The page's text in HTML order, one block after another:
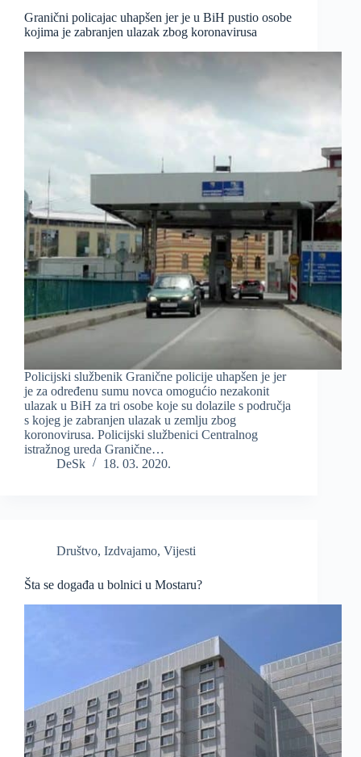
Granični policajac uhapšen jer je u BiH pustio osobe
kojima je zabranjen ulazak zbog koronavirusa
Policijski službenik Granične policije uhapšen je jer
je za određenu sumu novca omogućio nezakonit
ulazak u BiH za tri osobe koje su dolazile s područja
s kojeg je zabranjen ulazak u zemlju zbog
koronovirusa. Policijski službenici Centralnog
istražnog ureda Granične…
DeSk
18. 03. 2020.
Društvo, Izdvajamo, Vijesti
Šta se događa u bolnici u Mostaru?